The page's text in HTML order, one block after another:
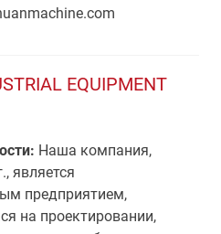
EQUIPMENT
Наша компания,
является
предприятием,
на проектировании,